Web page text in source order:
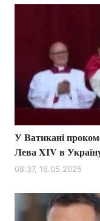
У Ватикані
Лева XIV в
08:37, 16.05.2025